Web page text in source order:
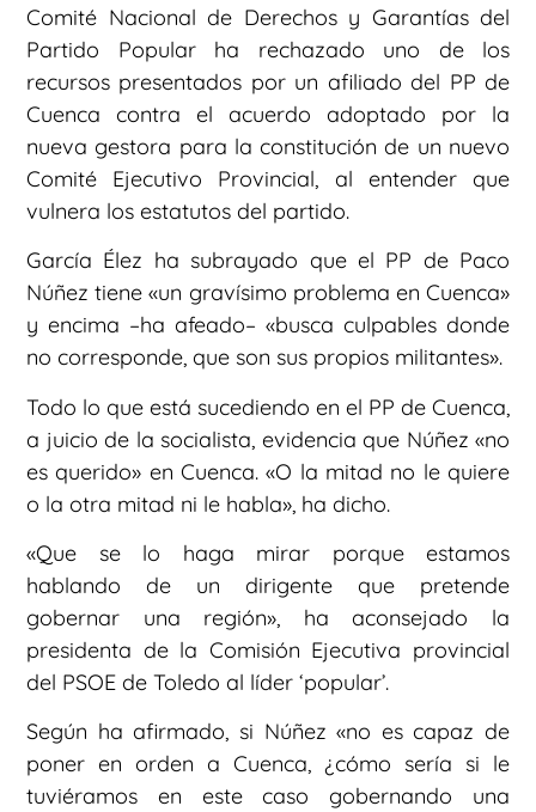
Comité Nacional de Derechos y Garantías del
Partido Popular ha rechazado uno de los
recursos presentados por un afiliado del PP de
Cuenca contra el acuerdo adoptado por la
nueva gestora para la constitución de un nuevo
Comité Ejecutivo Provincial, al entender que
vulnera los estatutos del partido.
García Élez ha subrayado que el PP de Paco
Núñez tiene «un gravísimo problema en Cuenca»
y encima –ha afeado– «busca culpables donde
no corresponde, que son sus propios militantes».
Todo lo que está sucediendo en el PP de Cuenca,
a juicio de la socialista, evidencia que Núñez «no
es querido» en Cuenca. «O la mitad no le quiere
o la otra mitad ni le habla», ha dicho.
«Que se lo haga mirar porque estamos
hablando de un dirigente que pretende
gobernar una región», ha aconsejado la
presidenta de la Comisión Ejecutiva provincial
del PSOE de Toledo al líder ‘popular’.
Según ha afirmado, si Núñez «no es capaz de
poner en orden a Cuenca, ¿cómo sería si le
tuviéramos en este caso gobernando una